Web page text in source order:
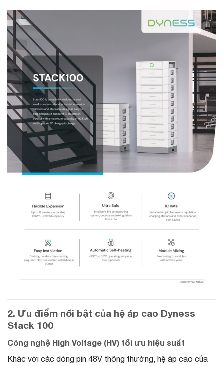
2. Ưu điểm nổi bật của hệ áp cao Dyness
Stack 100
Công nghệ High Voltage (HV) tối ưu hiệu suất
Khác với các dòng pin 48V thông thường, hệ áp cao của